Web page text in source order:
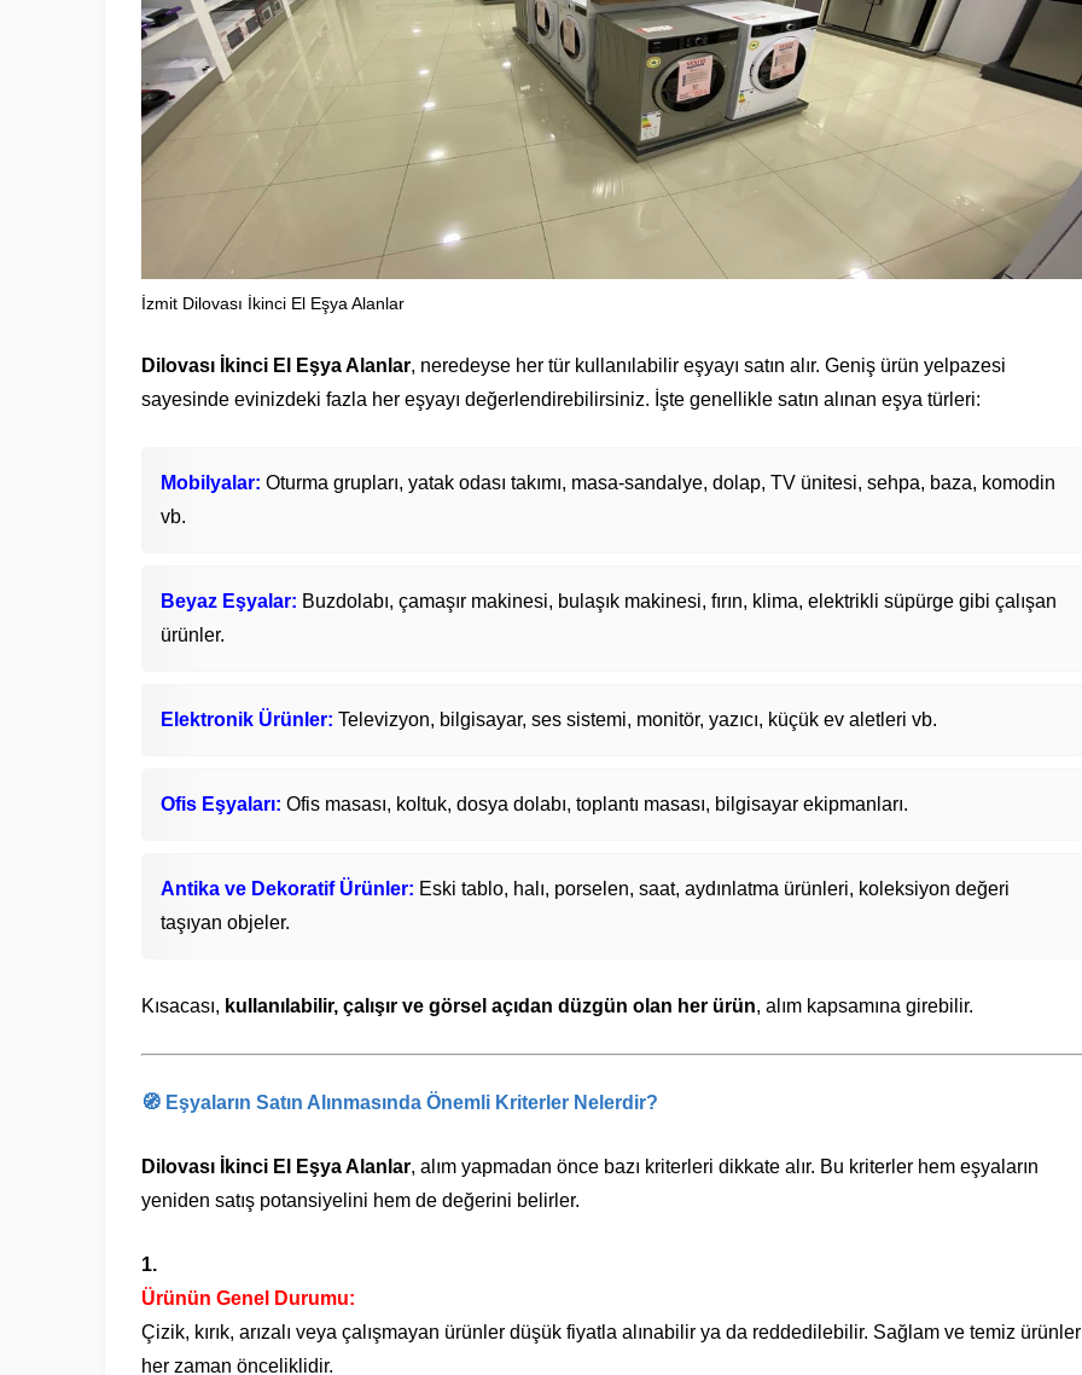
İzmit Dilovası İkinci El Eşya Alanlar
Dilovası İkinci El Eşya Alanlar, neredeyse her tür kullanılabilir eşyayı satın alır. Geniş ürün yelpazesi
sayesinde evinizdeki fazla her eşyayı değerlendirebilirsiniz. İşte genellikle satın alınan eşya türleri:
Mobilyalar: Oturma grupları, yatak odası takımı, masa-sandalye, dolap, TV ünitesi, sehpa, baza, komodin
vb.
Beyaz Eşyalar: Buzdolabı, çamaşır makinesi, bulaşık makinesi, fırın, klima, elektrikli süpürge gibi çalışan
ürünler.
Elektronik Ürünler: Televizyon, bilgisayar, ses sistemi, monitör, yazıcı, küçük ev aletleri vb.
Ofis Eşyaları: Ofis masası, koltuk, dosya dolabı, toplantı masası, bilgisayar ekipmanları.
Antika ve Dekoratif Ürünler: Eski tablo, halı, porselen, saat, aydınlatma ürünleri, koleksiyon değeri
taşıyan objeler.
Kısacası, kullanılabilir, çalışır ve görsel açıdan düzgün olan her ürün, alım kapsamına girebilir.
🧭 Eşyaların Satın Alınmasında Önemli Kriterler Nelerdir?
Dilovası İkinci El Eşya Alanlar, alım yapmadan önce bazı kriterleri dikkate alır. Bu kriterler hem eşyaların
yeniden satış potansiyelini hem de değerini belirler.
Ürünün Genel Durumu:
Çizik, kırık, arızalı veya çalışmayan ürünler düşük fiyatla alınabilir ya da reddedilebilir. Sağlam ve temiz ürünler
her zaman önceliklidir.